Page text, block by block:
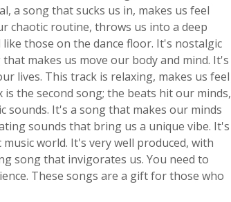
a song that sucks us in, makes us feel
chaotic routine, throws us into a deep
those on the dance floor. It's nostalgic
makes us move our body and mind. It's
lives. This track is relaxing, makes us feel
​​the second song; the beats hit our minds,
It's a song that makes our minds
sounds that bring us a unique vibe. It's
world. It's very well produced, with
song that invigorates us. You need to
These songs are a gift for those who